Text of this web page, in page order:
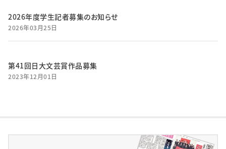
2026年度学生記者募集のお知らせ
2026年03月25日
第41回日大文芸賞作品募集
2023年12月01日